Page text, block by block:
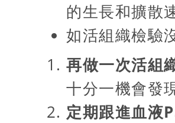
的生長和擴散
如活組織檢驗
再做一次活組
十分一機會發
定期跟進血液